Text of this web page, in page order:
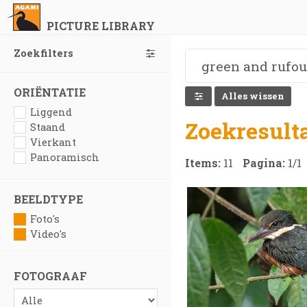
PICTURE LIBRARY
Zoekfilters
ORIËNTATIE
Liggend
Staand
Vierkant
Panoramisch
BEELDTYPE
Foto's
Video's
FOTOGRAAF
Alles wissen
Items: 11 Pagina: 1/1